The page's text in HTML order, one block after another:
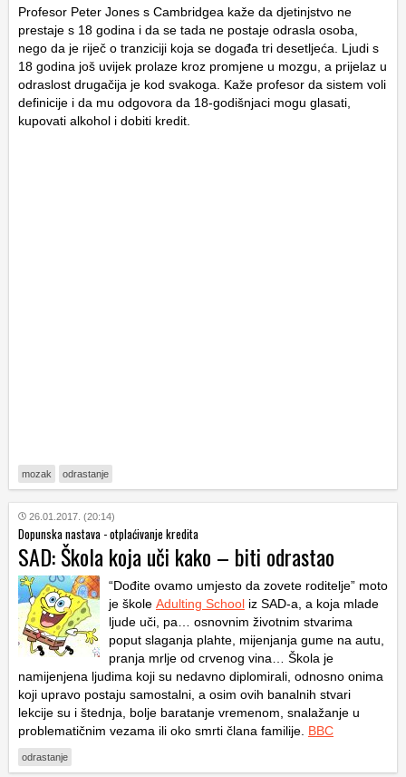
Profesor Peter Jones s Cambridgea kaže da djetinjstvo ne
prestaje s 18 godina i da se tada ne postaje odrasla osoba,
nego da je riječ o tranziciji koja se događa tri desetljeća. Ljudi s
18 godina još uvijek prolaze kroz promjene u mozgu, a prijelaz u
odraslost drugačija je kod svakoga. Kaže profesor da sistem voli
definicije i da mu odgovora da 18-godišnjaci mogu glasati,
kupovati alkohol i dobiti kredit.
mozak odrastanje
26.01.2017. (20:14)
Dopunska nastava - otplaćivanje kredita
SAD: Škola koja uči kako – biti odrastao
“Dođite ovamo umjesto da zovete roditelje” moto
je škole Adulting School iz SAD-a, a koja mlade
ljude uči, pa… osnovnim životnim stvarima
poput slaganja plahte, mijenjanja gume na autu,
pranja mrlje od crvenog vina… Škola je
namijenjena ljudima koji su nedavno diplomirali, odnosno onima
koji upravo postaju samostalni, a osim ovih banalnih stvari
lekcije su i štednja, bolje baratanje vremenom, snalažanje u
problematičnim vezama ili oko smrti člana familije. BBC
odrastanje